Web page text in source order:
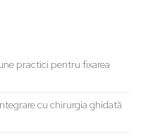
practici pentru fixarea
cu chirurgia ghidată